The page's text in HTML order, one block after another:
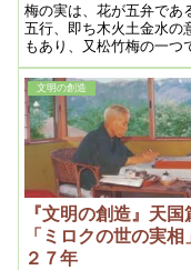
梅の実は、花が五弁であ
五行、即ち木火土金水の
もあり、又松竹梅の一つ
出度い意味でもある。又
といつて、百花の中一番
く ので、始めであり、春
天国の始めでもある。故
結実とは、梅の事をいう
文明の創造
『文明の創造』天国
「ミロクの世の実相
２７年